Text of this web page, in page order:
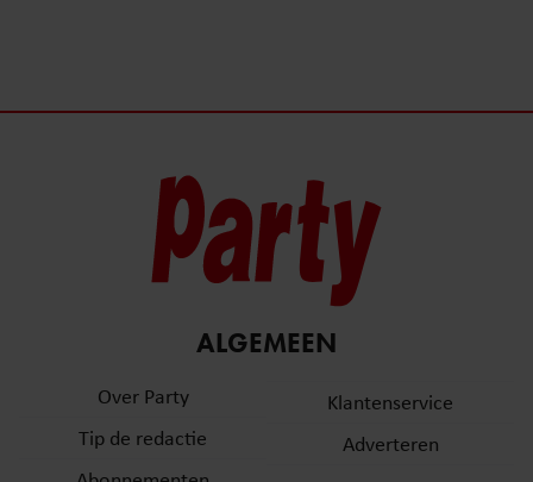
ALGEMEEN
Over Party
Tip de redactie
Klantenservice
Adverteren